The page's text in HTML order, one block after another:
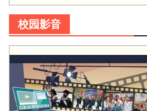
校园影音